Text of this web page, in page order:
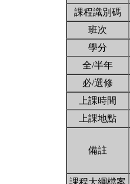
課程識別碼
班次
學分
全/半年
必/選修
上課時間
上課地點
備註
課程大綱檔案